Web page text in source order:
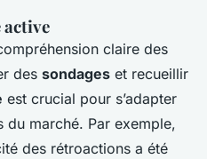
active
claire des
des sondages et recueillir
est crucial pour s’adapter
du marché. Par exemple,
des rétroactions a été